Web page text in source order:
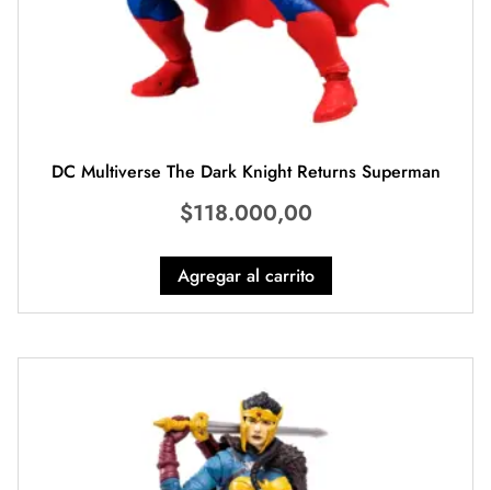
DC Multiverse The Dark Knight Returns Superman
$118.000,00
Agregar al carrito